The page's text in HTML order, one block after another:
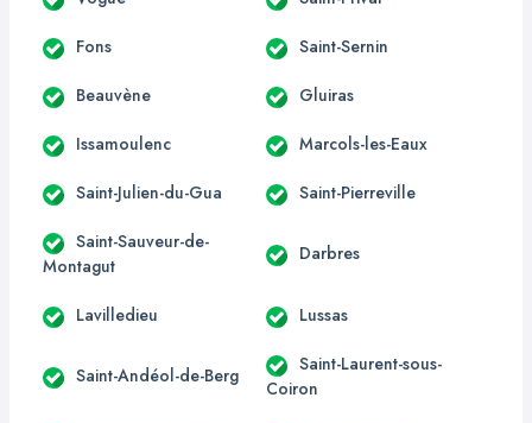
Fons Saint-Sernin
Beauvène Gluiras
Issamoulenc Marcols-les-Eaux
Saint-Julien-du-Gua Saint-Pierreville
Saint-Sauveur-de-
Montagut
Darbres
Lavilledieu Lussas
Saint-Andéol-de-Berg
Saint-Laurent-sous-
Coiron